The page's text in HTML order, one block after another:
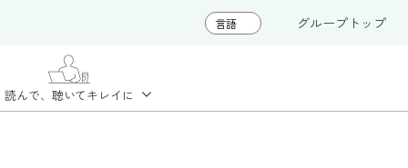
グループトップ
読んで、聴いてキレイに